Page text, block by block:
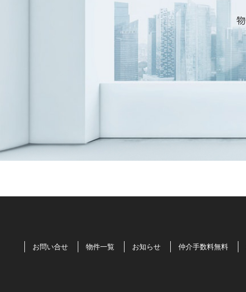
お問い合せ 物件一覧 お知らせ 仲介手数料無料